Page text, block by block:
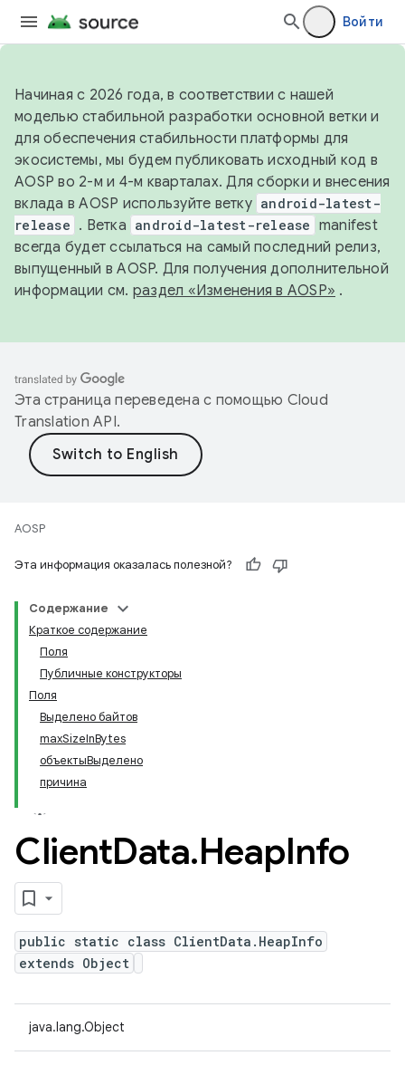
Войти
Начиная с 2026 года, в соответствии с нашей
моделью стабильной разработки основной ветки и
для обеспечения стабильности платформы для
экосистемы, мы будем публиковать исходный код в
AOSP во 2-м и 4-м кварталах. Для сборки и внесения
вклада в AOSP используйте ветку android-latest-
release . Ветка android-latest-release manifest
всегда будет ссылаться на самый последний релиз,
выпущенный в AOSP. Для получения дополнительной
информации см. раздел «Изменения в AOSP» .
Эта страница переведена с помощью Cloud
Translation API.
AOSP
Эта информация оказалась полезной?
Содержание
Краткое содержание
Поля
Публичные конструкторы
Поля
Выделено байтов
maxSizeInBytes
объектыВыделено
причина
ClientData.HeapInfo
public static class ClientData.HeapInfo
extends Object
java.lang.Object